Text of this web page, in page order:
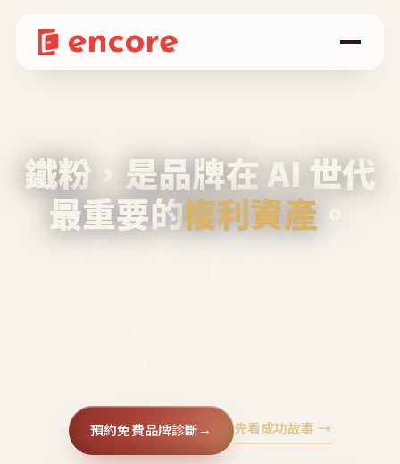
鐵粉，是品牌在 AI 世代
最重要的複利資產 。
預約免費品牌診斷→ 先看成功故事 →